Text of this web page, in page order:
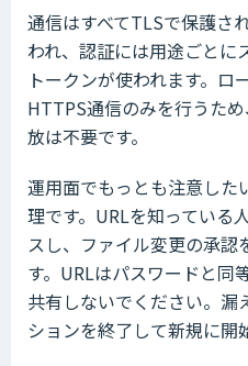
通信はすべてTLSで保護さ
われ、認証には用途ごとに
トークンが使われます。ロ
HTTPS通信のみを行うた
放は不要です。
運用面でもっとも注意した
理です。URLを知っている
スし、ファイル変更の承認
す。URLはパスワードと同
共有しないでください。漏
ションを終了して新規に開